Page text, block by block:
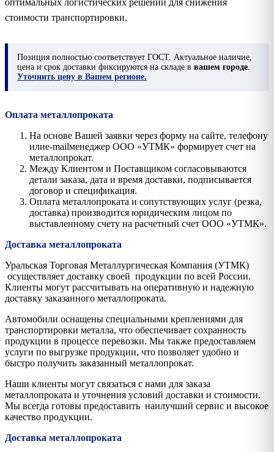
стоимости транспортировки.
Позиция полностью соответствует ГОСТ. Актуальное наличие,
цена и срок доставки фиксируются на складе в вашем городе
Уточнить цену в Вашем регионе.
Оплата металлопроката
На основе Вашей заявки через форму на сайте, телефону
илиe-mailменеджер ООО «УТМК» формирует счет на
металлопрокат.
Между Клиентом и Поставщиком согласовываются
детали заказа, дата и время доставки, подписывается
договор и спецификация.
Оплата металлопроката и сопутствующих услуг (резка,
доставка) производится юридическим лицом по
выставленному счету на расчетный счет ООО «УТМК».
Доставка металлопроката
Уральская Торговая Металлургическая Компания (УТМК)
осуществляет доставку своей продукции по всей России.
Клиенты могут рассчитывать на оперативную и надежную
доставку заказанного металлопроката.
Автомобили оснащены специальными креплениями для
транспортировки металла, что обеспечивает сохранность
продукции в процессе перевозки. Мы также предоставляем
услуги по выгрузке продукции, что позволяет удобно и
быстро получить заказанный металлопрокат.
Наши клиенты могут связаться с нами для заказа
металлопроката и уточнения условий доставки и стоимости.
Мы всегда готовы предоставить наилучший сервис и высокое
качество продукции.
Доставка металлопроката